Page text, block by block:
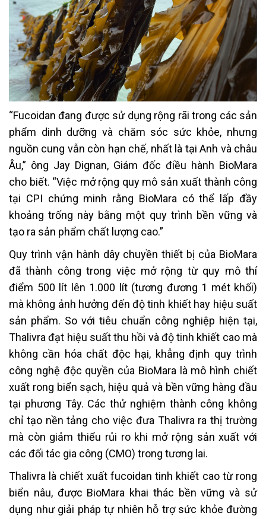
“Fucoidan đang được sử dụng rộng rãi trong các sản
phẩm dinh dưỡng và chăm sóc sức khỏe, nhưng
nguồn cung vẫn còn hạn chế, nhất là tại Anh và châu
Âu,” ông Jay Dignan, Giám đốc điều hành BioMara
cho biết. “Việc mở rộng quy mô sản xuất thành công
tại CPI chứng minh rằng BioMara có thể lấp đầy
khoảng trống này bằng một quy trình bền vững và
tạo ra sản phẩm chất lượng cao.”
Quy trình vận hành dây chuyền thiết bị của BioMara
đã thành công trong việc mở rộng từ quy mô thí
điểm 500 lít lên 1.000 lít (tương đương 1 mét khối)
mà không ảnh hưởng đến độ tinh khiết hay hiệu suất
sản phẩm. So với tiêu chuẩn công nghiệp hiện tại,
Thalivra đạt hiệu suất thu hồi và độ tinh khiết cao mà
không cần hóa chất độc hại, khẳng định quy trình
công nghệ độc quyền của BioMara là mô hình chiết
xuất rong biển sạch, hiệu quả và bền vững hàng đầu
tại phương Tây. Các thử nghiệm thành công không
chỉ tạo nền tảng cho việc đưa Thalivra ra thị trường
mà còn giảm thiểu rủi ro khi mở rộng sản xuất với
các đối tác gia công (CMO) trong tương lai.
Thalivra là chiết xuất fucoidan tinh khiết cao từ rong
biển nâu, được BioMara khai thác bền vững và sử
dụng như giải pháp tự nhiên hỗ trợ sức khỏe đường